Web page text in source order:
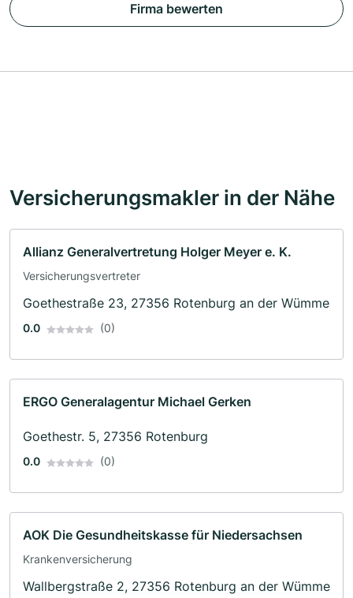
Firma bewerten
Versicherungsmakler in der Nähe
Allianz Generalvertretung Holger Meyer e. K.
Versicherungsvertreter
Goethestraße 23, 27356 Rotenburg an der Wümme
0.0 (0)
ERGO Generalagentur Michael Gerken
Goethestr. 5, 27356 Rotenburg
0.0 (0)
AOK Die Gesundheitskasse für Niedersachsen
Krankenversicherung
Wallbergstraße 2, 27356 Rotenburg an der Wümme